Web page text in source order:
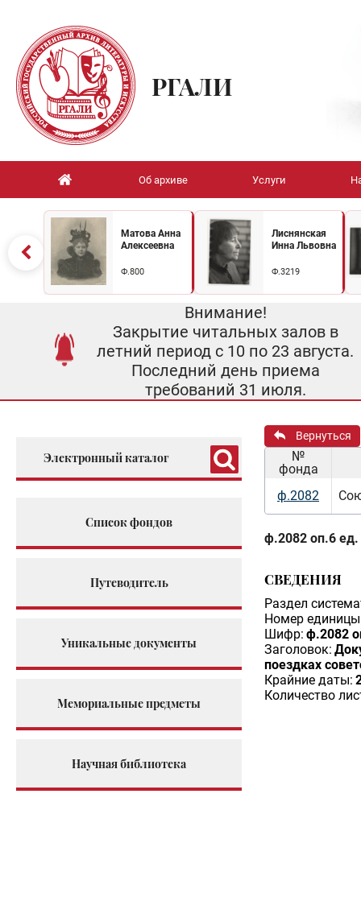
РГАЛИ
Об архиве Услуги
Матова Анна
Алексеевна
Ф.800
Лиснянская
Инна Львовна
Ф.3219
Внимание!
Закрытие читальных залов в
летний период с 10 по 23 августа.
Последний день приема
требований 31 июля.
Электронный каталог
Список фондов
Путеводитель
Уникальные документы
Мемориальные предметы
Научная библиотека
Вернуться
№
фонда
ф.2082
ф.2082 оп.6 ед.
СВЕДЕНИЯ
Раздел
Номер единицы
Шифр: ф.2082
Заголовок:
поездках
Крайние даты:
Количество